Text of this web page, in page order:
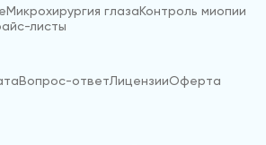
Микрохирургия глазаКонтроль миопии
листы
Вопрос-ответЛицензииОферта